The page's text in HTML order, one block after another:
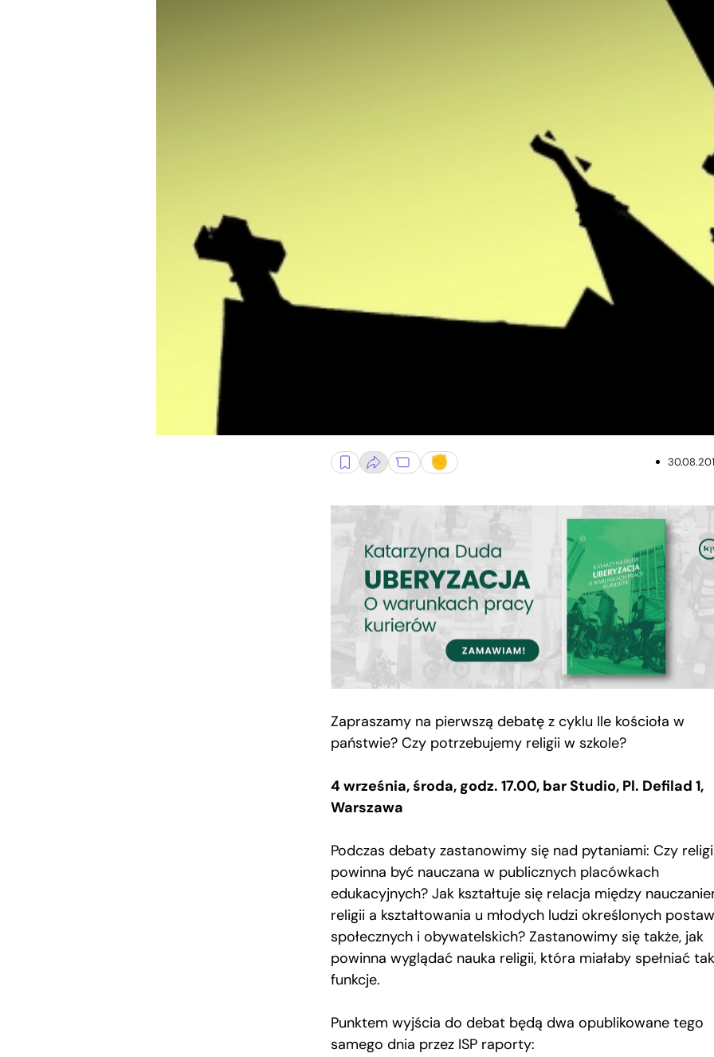
Zapraszamy na pierwszą debatę z cyklu Ile kościoła w
państwie? Czy potrzebujemy religii w szkole?
4 września, środa, godz. 17.00, bar Studio, Pl. Defilad 1,
Warszawa
Podczas debaty zastanowimy się nad pytaniami: Czy
powinna być nauczana w publicznych placówkach
edukacyjnych? Jak kształtuje się relacja między
religii a kształtowania u młodych ludzi określonych postaw
społecznych i obywatelskich? Zastanowimy się także, jak
powinna wyglądać nauka religii, która miałaby spełniać
funkcje.
Punktem wyjścia do debat będą dwa opublikowane tego
samego dnia przez ISP raporty: